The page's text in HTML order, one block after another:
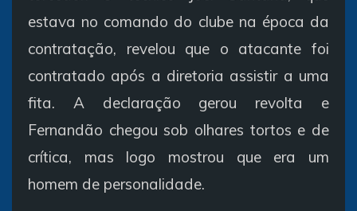
estava no comando do clube na época da
contratação, revelou que o atacante foi
contratado após a diretoria assistir a uma
fita. A declaração gerou revolta e
Fernandão chegou sob olhares tortos e de
crítica, mas logo mostrou que era um
homem de personalidade.